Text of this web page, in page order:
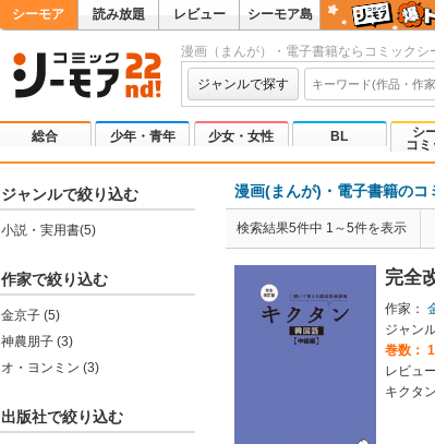
シーモア 読み放題 レビュー シーモア島
漫画（まんが）・電子書籍ならコミックシ
ジャンルで探す
総合 少年・青年 少女・女性 BL
シ
コミ
ジャンルで絞り込む
小説・実用書(5)
作家で絞り込む
金京子 (5)
神農朋子 (3)
オ・ヨンミン (3)
出版社で絞り込む
漫画(まんが)・電子書籍のコ
検索結果5件中 1～5件を表示
完全
作家：
ジャン
巻数：
レビュ
キクタ